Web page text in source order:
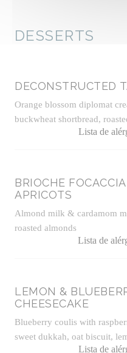
DESSERTS
DECONSTRUCTED
Orange blossom diplomat
buckwheat shortbread,
Lista de
BRIOCHE
APRICOTS
Almond milk & cardamom
roasted almonds
Lista de
LEMON &
CHEESECAKE
Blueberry coulis with
sweet dukkah, oat biscuit,
Lista de